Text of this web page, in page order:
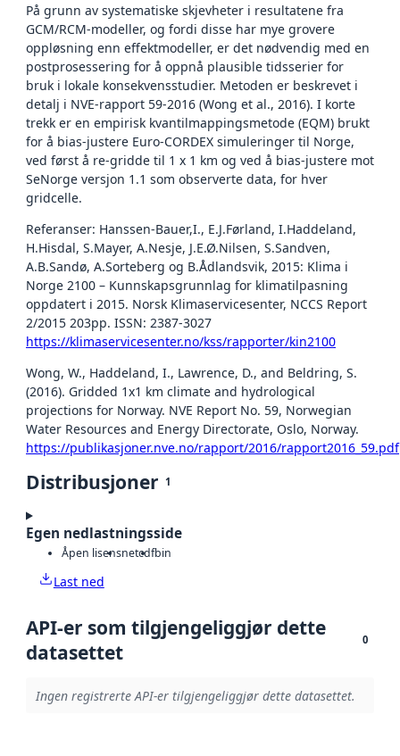
På grunn av systematiske skjevheter i resultatene fra
GCM/RCM-modeller, og fordi disse har mye grovere
oppløsning enn effektmodeller, er det nødvendig med en
postprosessering for å oppnå plausible tidsserier for
bruk i lokale konsekvensstudier. Metoden er beskrevet i
detalj i NVE-rapport 59-2016 (Wong et al., 2016). I korte
trekk er en empirisk kvantilmappingsmetode (EQM) brukt
for å bias-justere Euro-CORDEX simuleringer til Norge,
ved først å re-gridde til 1 x 1 km og ved å bias-justere mot
SeNorge versjon 1.1 som observerte data, for hver
gridcelle.
Referanser: Hanssen-Bauer,I., E.J.Førland, I.Haddeland,
H.Hisdal, S.Mayer, A.Nesje, J.E.Ø.Nilsen, S.Sandven,
A.B.Sandø, A.Sorteberg og B.Ådlandsvik, 2015: Klima i
Norge 2100 – Kunnskapsgrunnlag for klimatilpasning
oppdatert i 2015. Norsk Klimaservicesenter, NCCS Report
2/2015 203pp. ISSN: 2387-3027
https://klimaservicesenter.no/kss/rapporter/kin2100
Wong, W., Haddeland, I., Lawrence, D., and Beldring, S.
(2016). Gridded 1x1 km climate and hydrological
projections for Norway. NVE Report No. 59, Norwegian
Water Resources and Energy Directorate, Oslo, Norway.
https://publikasjoner.nve.no/rapport/2016/rapport2016_59.pdf
Distribusjoner 1
Egen nedlastningsside
Åpen lisensnetcdfbin
Last ned
API-er som tilgjengeliggjør dette
datasettet
0
Ingen registrerte API-er tilgjengeliggjør dette datasettet.